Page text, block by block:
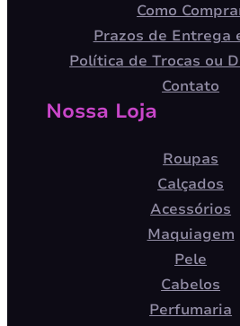
Como
Prazos de Entrega
Política de Trocas ou
Contato
Nossa Loja
Roupas
Calçados
Acessórios
Maquiagem
Pele
Cabelos
Perfumaria